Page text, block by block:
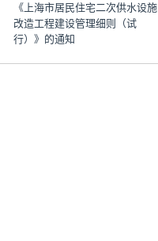
《上海市居民住宅二次供水设施
改造工程建设管理细则（试
行）》的通知